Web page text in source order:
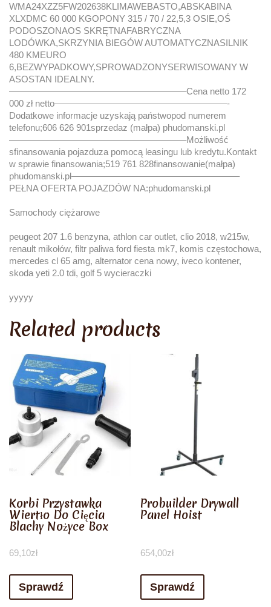
WMA24XZZ5FW202638KLIMAWEBASTO,ABSKABINA
XLXDMC 60 000 KGOPONY 315 / 70 / 22,5,3 OSIE,OŚ
PODOSZONAOS SKRĘTNAFABRYCZNA
LODÓWKA,SKRZYNIA BIEGÓW AUTOMATYCZNASILNIK
480 KMEURO
6,BEZWYPADKOWY,SPROWADZONYSERWISOWANY W
ASOSTAN IDEALNY.
———————————————————–Cena netto 172
000 zł netto———————————————————-
Dodatkowe informacje uzyskają państwopod numerem
telefonu;606 626 901sprzedaz (małpa) phudomanski.pl
———————————————————–Możliwość
sfinansowania pojazduza pomocą leasingu lub kredytu.Kontakt
w sprawie finansowania;519 761 828finansowanie(małpa)
phudomanski.pl——————————————————–
PEŁNA OFERTA POJAZDÓW NA:phudomanski.pl
Samochody ciężarowe
peugeot 207 1.6 benzyna, athlon car outlet, clio 2018, w215w,
renault mikołów, filtr paliwa ford fiesta mk7, komis częstochowa,
mercedes cl 65 amg, alternator cena nowy, iveco kontener,
skoda yeti 2.0 tdi, golf 5 wycieraczki
yyyyy
Related products
Korbi Przystawka
Wiertło Do Cięcia
Blachy Nożyce Box
69,10zł
Sprawdź
Probuilder Drywall
Panel Hoist
654,00zł
Sprawdź